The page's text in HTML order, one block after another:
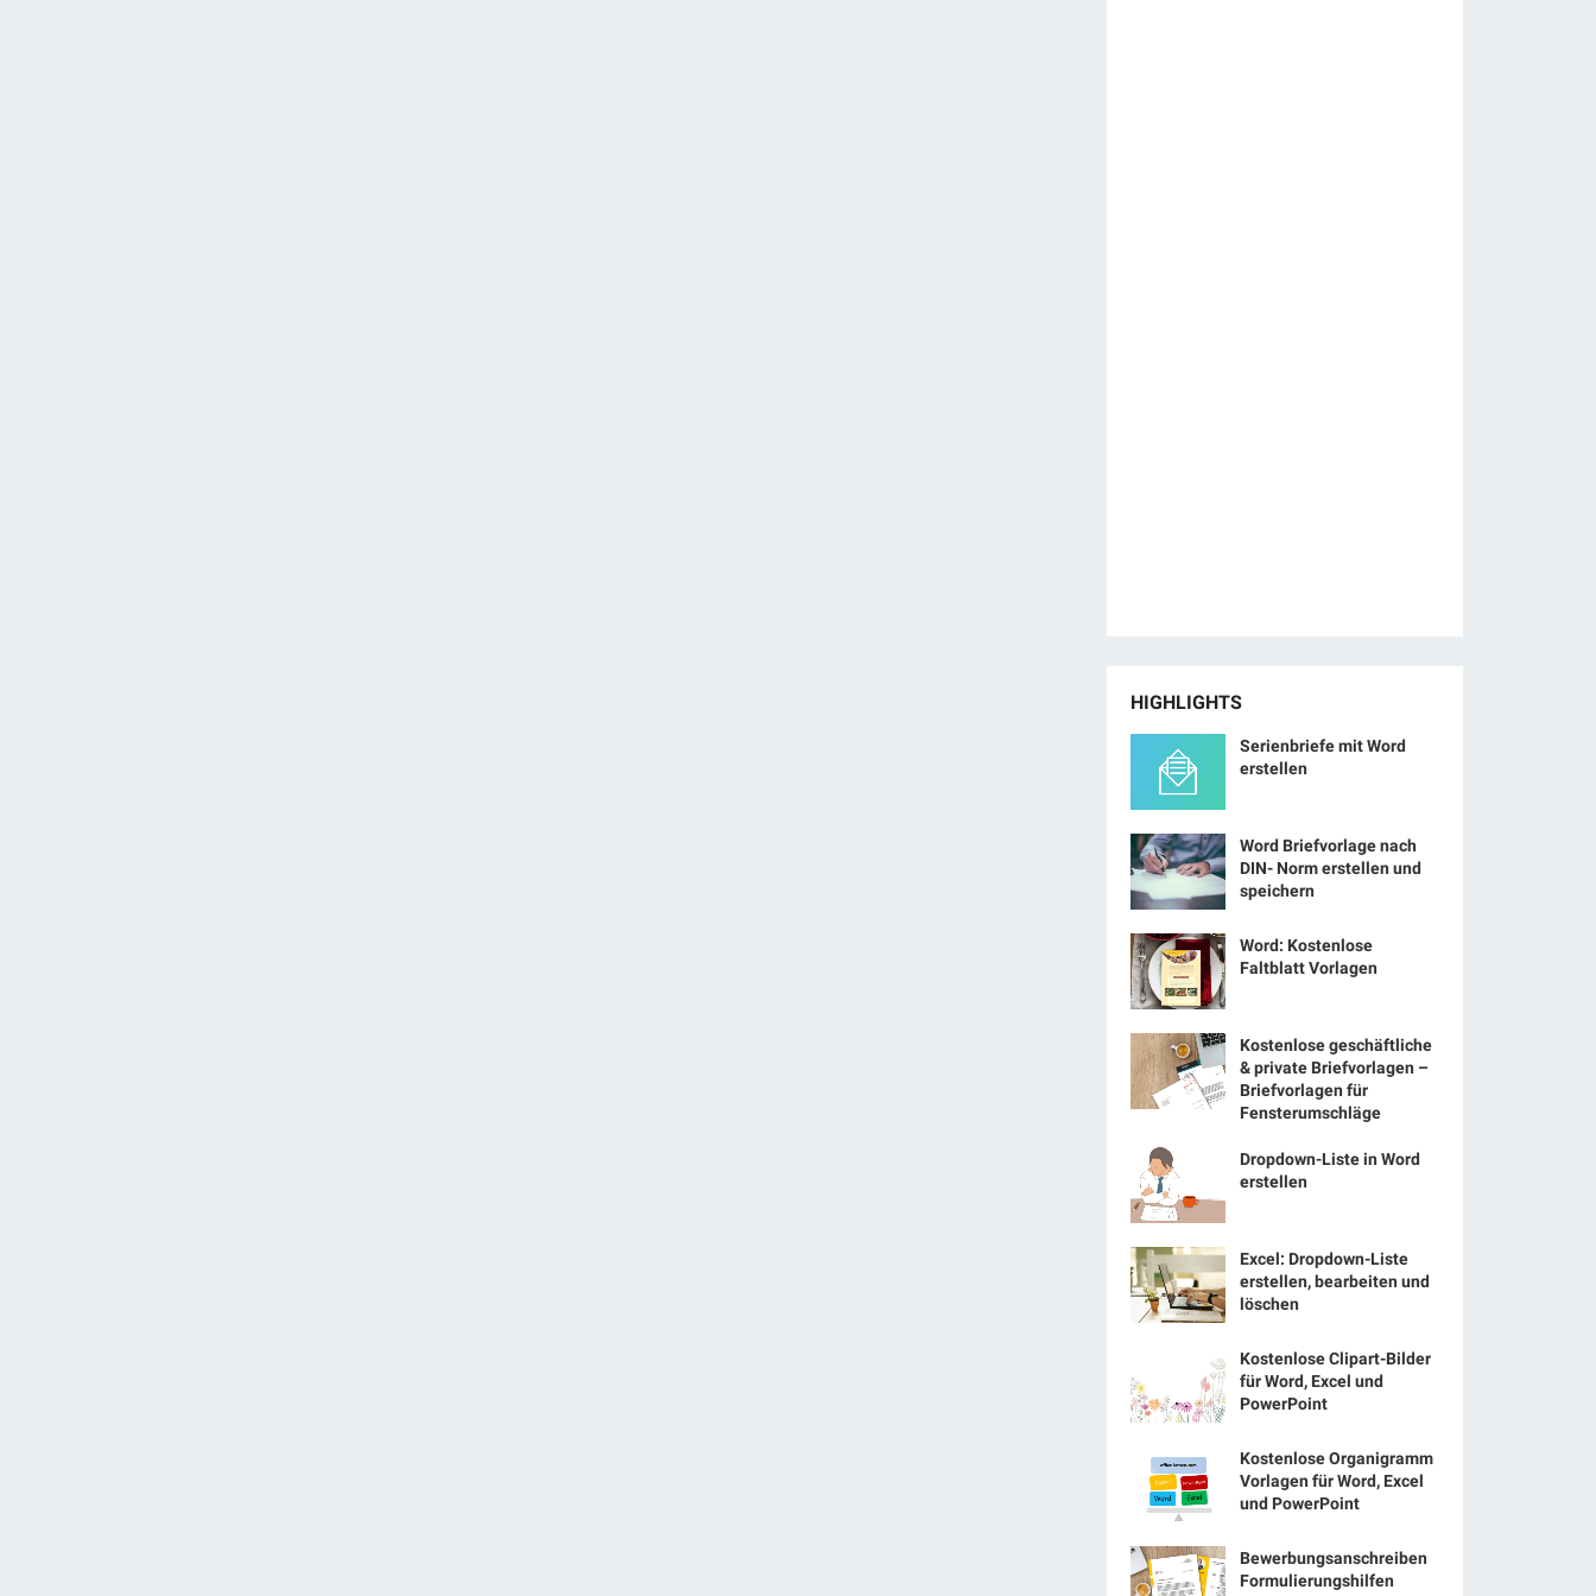
HIGHLIGHTS
Serienbriefe mit Word
erstellen
Word Briefvorlage nach
DIN- Norm erstellen und
speichern
Word: Kostenlose
Faltblatt Vorlagen
Kostenlose geschäftliche
& private Briefvorlagen –
Briefvorlagen für
Fensterumschläge
Dropdown-Liste in Word
erstellen
Excel: Dropdown-Liste
erstellen, bearbeiten und
löschen
Kostenlose Clipart-Bilder
für Word, Excel und
PowerPoint
Kostenlose Organigramm
Vorlagen für Word, Excel
und PowerPoint
Bewerbungsanschreiben
Formulierungshilfen